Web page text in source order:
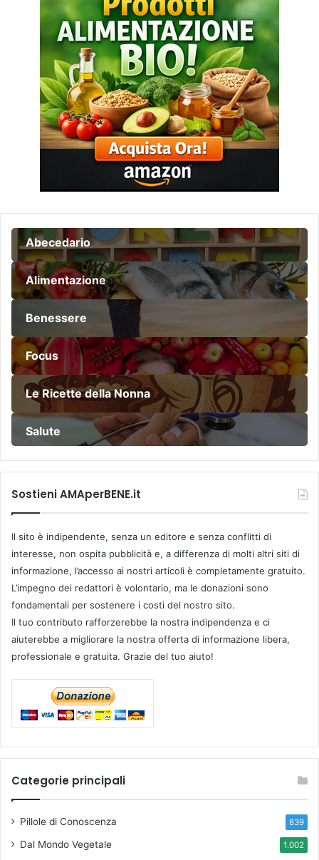
Abecedario
Alimentazione
Benessere
Focus
Le Ricette della Nonna
Salute
Sostieni AMAperBENE.it
Il sito è indipendente, senza un editore e senza conflitti di
interesse, non ospita pubblicità e, a differenza di molti altri siti di
informazione, l’accesso ai nostri articoli è completamente gratuito.
L’impegno dei redattori è volontario, ma le donazioni sono
fondamentali per sostenere i costi del nostro sito.
Il tuo contributo rafforzerebbe la nostra indipendenza e ci
aiuterebbe a migliorare la nostra offerta di informazione libera,
professionale e gratuita. Grazie del tuo aiuto!
Categorie principali
Pillole di Conoscenza 839
Dal Mondo Vegetale 1.002